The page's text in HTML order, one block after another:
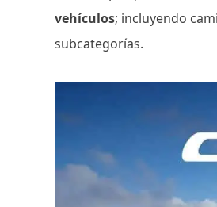
vehículos; incluyendo
subcategorías.